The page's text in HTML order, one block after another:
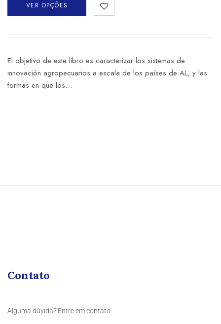
VER OPÇÕES
El objetivo de este libro es caracterizar los sistemas de
innovación agropecuarios a escala de los países de AL, y las
formas en que los…
Contato
Alguma dúvida? Entre em contato: